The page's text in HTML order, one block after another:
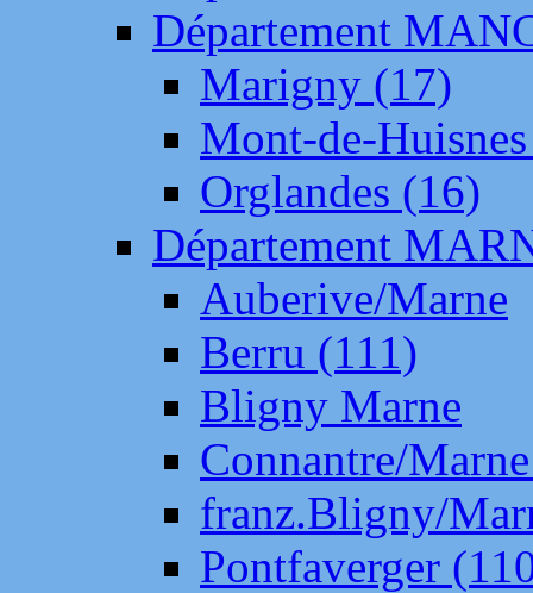
Département
Marigny (17)
Mont-de-
Orglandes (16)
Département
Auberive/Marne
Berru (111)
Bligny Marne
Connantre/
franz.Bligny/
Pontfaverger